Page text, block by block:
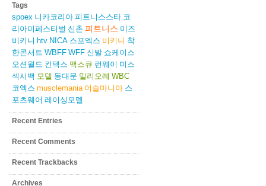
Tags
spoex 니카코리아 피트니스스타 코
리아미페스티벌 신촌 피트니스 미즈
비키니 htv NICA 스포엑스 비키니 착
한콘서트 WBFF WFF 신발 쇼케이스
오션월드 킨텍스 맥스큐 런웨이 미스
섹시백 모델 동대문 밀리오레 WBC
코엑스 musclemania 머슬마니아 스
포츠웨어 레이싱모델
Recent Entries
Recent Comments
Recent Trackbacks
Archives